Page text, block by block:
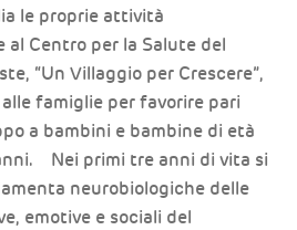
le proprie attività
al Centro per la Salute del
“Un Villaggio per Crescere”,
famiglie per favorire pari
a bambini e bambine di età
Nei primi tre anni di vita si
neurobiologiche delle
emotive e sociali del